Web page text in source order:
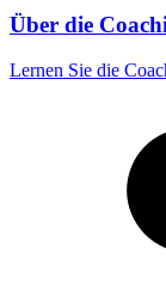
Über die
Lernen Sie die